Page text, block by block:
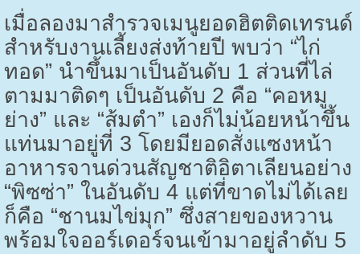
เมื่อลองมาสำรวจเมนูยอดฮิตติดเทรนด์
สำหรับงานเลี้ยงส่งท้ายปี พบว่า “ไก่
ทอด” นำขึ้นมาเป็นอันดับ 1 ส่วนที่ไล่
ตามมาติดๆ เป็นอันดับ 2 คือ “คอหมู
ย่าง” และ “ส้มตำ” เองก็ไม่น้อยหน้าขึ้น
แท่นมาอยู่ที่ 3 โดยมียอดสั่งแซงหน้า
อาหารจานด่วนสัญชาติอิตาเลียนอย่าง
“พิซซ่า” ในอันดับ 4 แต่ที่ขาดไม่ได้เลย
ก็คือ “ชานมไข่มุก” ซึ่งสายของหวาน
พร้อมใจออร์เดอร์จนเข้ามาอยู่ลำดับ 5